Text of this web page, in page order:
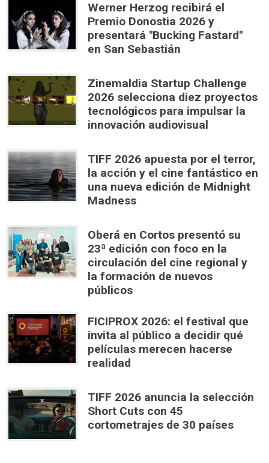
Werner Herzog recibirá el
Premio Donostia 2026 y
presentará "Bucking Fastard"
en San Sebastián
Zinemaldia Startup Challenge
2026 selecciona diez proyectos
tecnológicos para impulsar la
innovación audiovisual
TIFF 2026 apuesta por el terror,
la acción y el cine fantástico en
una nueva edición de Midnight
Madness
Oberá en Cortos presentó su
23ª edición con foco en la
circulación del cine regional y
la formación de nuevos
públicos
FICIPROX 2026: el festival que
invita al público a decidir qué
películas merecen hacerse
realidad
TIFF 2026 anuncia la selección
Short Cuts con 45
cortometrajes de 30 países